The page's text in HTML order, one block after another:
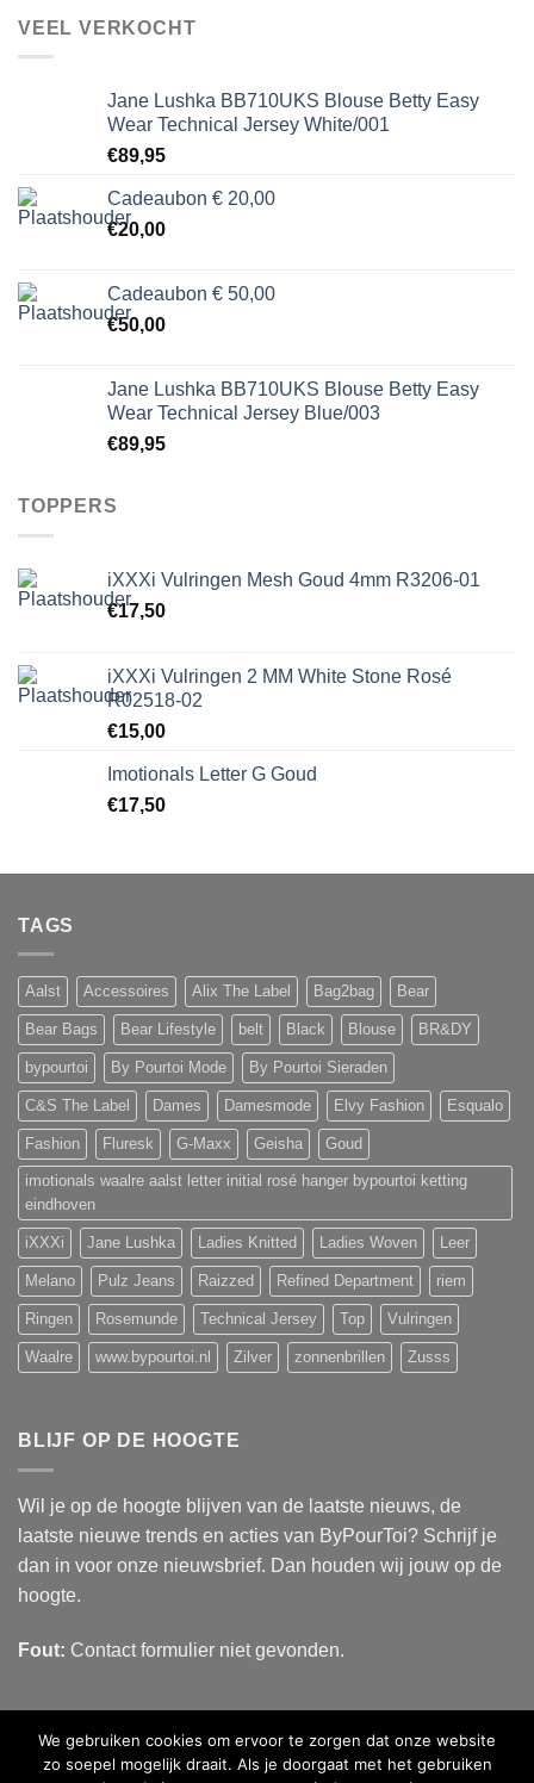
VEEL VERKOCHT
Jane Lushka BB710UKS Blouse Betty Easy
Wear Technical Jersey White/001
€89,95
Cadeaubon € 20,00
€20,00
Cadeaubon € 50,00
€50,00
Jane Lushka BB710UKS Blouse Betty Easy
Wear Technical Jersey Blue/003
€89,95
TOPPERS
iXXXi Vulringen Mesh Goud 4mm R3206-01
€17,50
iXXXi Vulringen 2 MM White Stone Rosé
R02518-02
€15,00
Imotionals Letter G Goud
€17,50
TAGS
Aalst Accessoires Alix The Label Bag2bag Bear
Bear Bags Bear Lifestyle belt Black Blouse BR&DY
bypourtoi By Pourtoi Mode By Pourtoi Sieraden
C&S The Label Dames Damesmode Elvy Fashion Esqualo
Fashion Fluresk G-Maxx Geisha Goud
imotionals waalre aalst letter initial rosé hanger bypourtoi ketting
eindhoven
iXXXi Jane Lushka Ladies Knitted Ladies Woven Leer
Melano Pulz Jeans Raizzed Refined Department riem
Ringen Rosemunde Technical Jersey Top Vulringen
Waalre www.bypourtoi.nl Zilver zonnenbrillen Zusss
BLIJF OP DE HOOGTE
Wil je op de hoogte blijven van de laatste nieuws, de
laatste nieuwe trends en acties van ByPourToi? Schrijf je
dan in voor onze nieuwsbrief. Dan houden wij jouw op de
hoogte.
Fout: Contact formulier niet gevonden.
We gebruiken cookies om ervoor te zorgen dat onze website
zo soepel mogelijk draait. Als je doorgaat met het gebruiken